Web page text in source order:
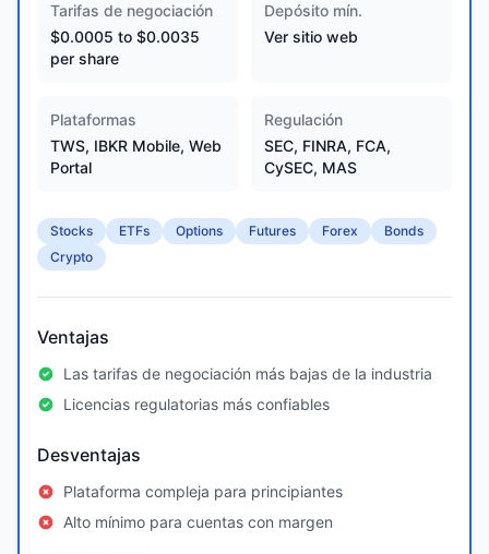
Tarifas de negociación
$0.0005 to $0.0035
per share
Depósito mín.
Ver sitio web
Plataformas
TWS, IBKR Mobile, Web
Portal
Regulación
SEC, FINRA, FCA,
CySEC, MAS
Stocks ETFs Options Futures Forex
Bonds
Crypto
Ventajas
Las tarifas de negociación más bajas de la industria
Licencias regulatorias más confiables
Desventajas
Plataforma compleja para principiantes
Alto mínimo para cuentas con margen